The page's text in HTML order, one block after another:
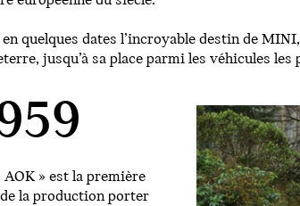
quelques dates l’incroyable destin de
jusqu’à sa place parmi les véhicules les
AOK » est la première
la production porter